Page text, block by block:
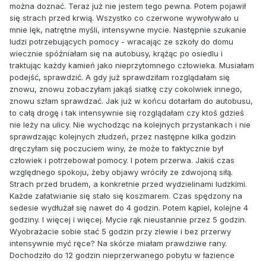
można doznać. Teraz już nie jestem tego pewna. Potem pojawił
się strach przed krwią. Wszystko co czerwone wywoływało u
mnie lęk, natrętne myśli, intensywne mycie. Następnie szukanie
ludzi potrzebujących pomocy - wracając ze szkoły do domu
wiecznie spóźniałam się na autobusy, krążąc po osiedlu i
traktując każdy kamień jako nieprzytomnego człowieka. Musiałam
podejść, sprawdzić. A gdy już sprawdziłam rozglądałam się
znowu, znowu zobaczyłam jakąś siatkę czy cokolwiek innego,
znowu szłam sprawdzać. Jak już w końcu dotarłam do autobusu,
to całą drogę i tak intensywnie się rozglądałam czy ktoś gdzieś
nie leży na ulicy. Nie wychodząc na kolejnych przystankach i nie
sprawdzając kolejnych złudzeń, przez następne kilka godzin
dręczyłam się poczuciem winy, że może to faktycznie był
człowiek i potrzebował pomocy. I potem przerwa. Jakiś czas
względnego spokoju, żeby objawy wróciły ze zdwojoną siłą.
Strach przed brudem, a konkretnie przed wydzielinami ludzkimi.
Każde załatwianie się stało się koszmarem. Czas spędzony na
sedesie wydłużał się nawet do 4 godzin. Potem kąpiel, kolejne 4
godziny. I więcej i więcej. Mycie rąk nieustannie przez 5 godzin.
Wyobrażacie sobie stać 5 godzin przy zlewie i bez przerwy
intensywnie myć ręce? Na skórze miałam prawdziwe rany.
Dochodziło do 12 godzin nieprzerwanego pobytu w łazience